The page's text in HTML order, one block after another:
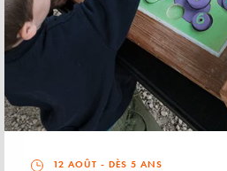
12 AOÛT - DÈS 5 ANS